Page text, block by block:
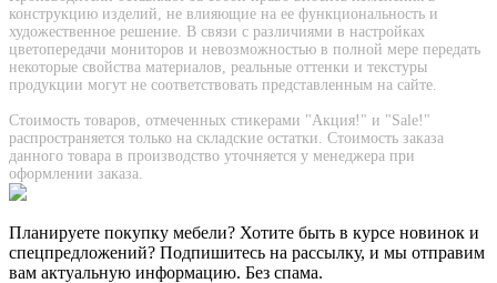
конструкцию изделий, не влияющие на ее функциональность и
художественное решение. В связи с различиями в настройках
цветопередачи мониторов и невозможностью в полной мере передать
некоторые свойства материалов, реальные оттенки и текстуры
продукции могут не соответствовать представленным на сайте.
Стоимость товаров, отмеченных стикерами "Акция!" и "Sаle!"
распространяется только на складские остатки. Стоимость заказа
данного товара в производство уточняется у менеджера при
оформлении заказа.
Планируете покупку мебели? Хотите быть в курсе новинок и
спецпредложений? Подпишитесь на рассылку, и мы отправим
вам актуальную информацию. Без спама.